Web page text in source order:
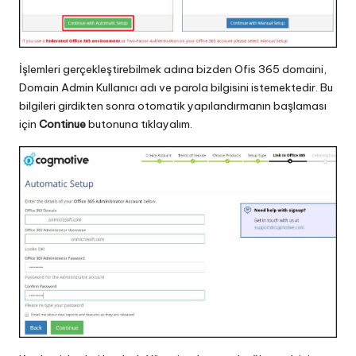
İşlemleri gerçekleştirebilmek adına bizden Ofis 365 domaini,
Domain Admin Kullanıcı adı ve parola bilgisini istemektedir. Bu
bilgileri girdikten sonra otomatik yapılandırmanın başlaması
için Continuebutonuna tıklayalım.